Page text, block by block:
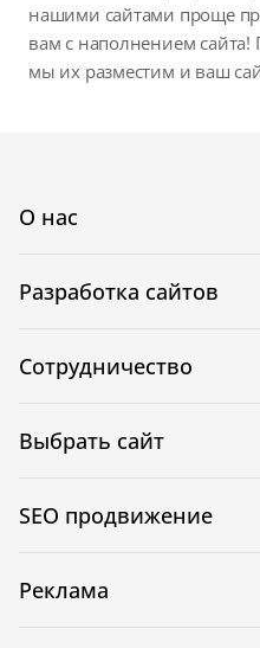
нашими сайтами проще
вам с наполнением
мы их разместим и ваш
О нас
Разработка сайтов
Сотрудничество
Выбрать сайт
SEO продвижение
Реклама